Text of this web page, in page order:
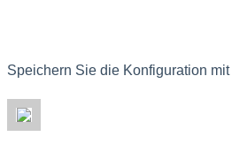
Speichern Sie die Konfiguration mit